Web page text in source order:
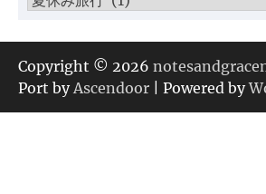
ゴ
リ
ー
Copyright © 2026
Port by Ascendoor | Powered by